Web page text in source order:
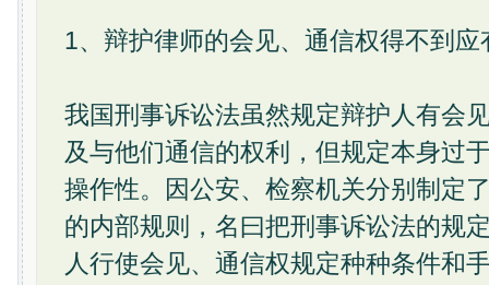
1、辩护律师的会见、通信权得不到应
我国刑事诉讼法虽然规定辩护人有会
及与他们通信的权利，但规定本身过
操作性。因公安、检察机关分别制定
的内部规则，名曰把刑事诉讼法的规
人行使会见、通信权规定种种条件和